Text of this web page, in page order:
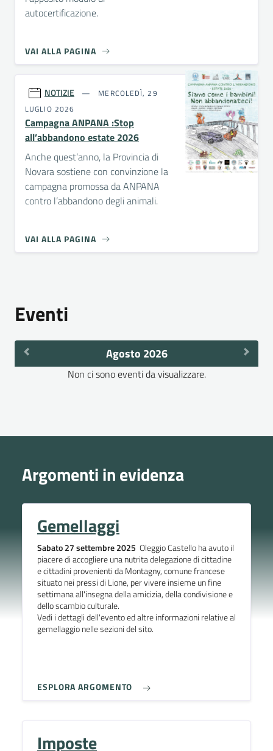
autocertificazione.
VAI ALLA PAGINA
NOTIZIE
MERCOLEDÌ, 29
LUGLIO 2026
Campagna ANPANA :Stop
all’abbandono estate 2026
Anche quest’anno, la Provincia di
Novara sostiene con convinzione la
campagna promossa da ANPANA
contro l’abbandono degli animali.
VAI ALLA PAGINA
Eventi
Agosto 2026
Non ci sono eventi da visualizzare.
Argomenti in evidenza
Gemellaggi
Sabato 27 settembre 2025 Oleggio Castello ha avuto il
piacere di accogliere una nutrita delegazione di cittadine
e cittadini provenienti da Montagny, comune francese
situato nei pressi di Lione, per vivere insieme un fine
settimana all'insegna della amicizia, della condivisione e
dello scambio culturale.
Vedi i dettagli dell'evento ed altre informazioni relative al
gemellaggio nelle sezioni del sito.
ESPLORA ARGOMENTO
Imposte